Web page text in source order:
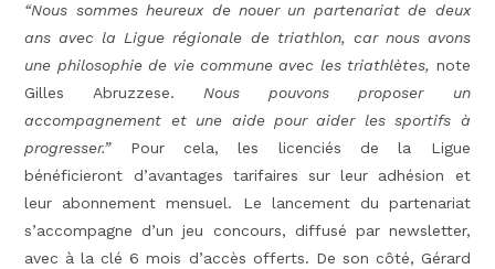
“Nous sommes heureux de nouer un partenariat de deux
ans avec la Ligue régionale de triathlon, car nous avons
une philosophie de vie commune avec les triathlètes, note
Gilles Abruzzese. Nous pouvons proposer un
accompagnement et une aide pour aider les sportifs à
progresser.”Pour cela, les licenciés de la Ligue
bénéficieront d’avantages tarifaires sur leur adhésion et
leur abonnement mensuel. Le lancement du partenariat
s’accompagne d’un jeu concours, diffusé par newsletter,
avec à la clé 6 mois d’accès offerts. De son côté, Gérard